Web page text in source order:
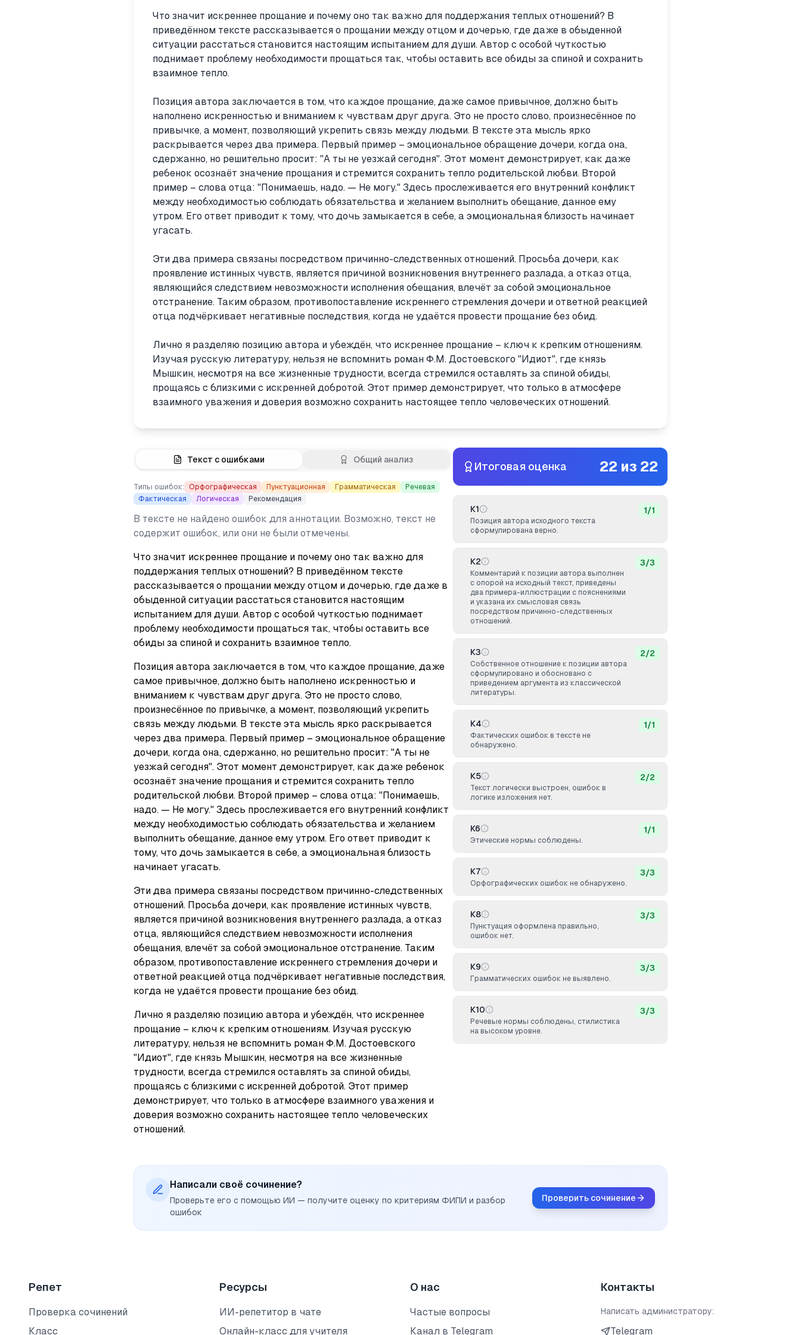
Что значит искреннее прощание и почему оно так важно для поддержания теплых отношений? В
приведённом тексте рассказывается о прощании между отцом и дочерью, где даже в обыденной
ситуации расстаться становится настоящим испытанием для души. Автор с особой чуткостью
поднимает проблему необходимости прощаться так, чтобы оставить все обиды за спиной и сохранить
взаимное тепло.
Позиция автора заключается в том, что каждое прощание, даже самое привычное, должно быть
наполнено искренностью и вниманием к чувствам друг друга. Это не просто слово, произнесённое по
привычке, а момент, позволяющий укрепить связь между людьми. В тексте эта мысль ярко
раскрывается через два примера. Первый пример – эмоциональное обращение дочери, когда она,
сдержанно, но решительно просит: "А ты не уезжай сегодня". Этот момент демонстрирует, как даже
ребенок осознаёт значение прощания и стремится сохранить тепло родительской любви. Второй
пример – слова отца: "Понимаешь, надо. — Не могу." Здесь прослеживается его внутренний конфликт
между необходимостью соблюдать обязательства и желанием выполнить обещание, данное ему
утром. Его ответ приводит к тому, что дочь замыкается в себе, а эмоциональная близость начинает
угасать.
Эти два примера связаны посредством причинно-следственных отношений. Просьба дочери, как
проявление истинных чувств, является причиной возникновения внутреннего разлада, а отказ отца,
являющийся следствием невозможности исполнения обещания, влечёт за собой эмоциональное
отстранение. Таким образом, противопоставление искреннего стремления дочери и ответной реакцией
отца подчёркивает негативные последствия, когда не удаётся провести прощание без обид.
Лично я разделяю позицию автора и убеждён, что искреннее прощание – ключ к крепким отношениям.
Изучая русскую литературу, нельзя не вспомнить роман Ф.М. Достоевского "Идиот", где князь
Мышкин, несмотря на все жизненные трудности, всегда стремился оставлять за спиной обиды,
прощаясь с близкими с искренней добротой. Этот пример демонстрирует, что только в атмосфере
взаимного уважения и доверия возможно сохранить настоящее тепло человеческих отношений.
Текст с ошибками Общий анализ
Типы ошибок: Орфографическая Пунктуационная Грамматическая
Речевая
Фактическая
Логическая Рекомендация
В тексте не найдено ошибок для аннотации. Возможно, текст не
содержит ошибок, или они не были отмечены.
Что значит искреннее прощание и почему оно так важно для
поддержания теплых отношений? В приведённом тексте
рассказывается о прощании между отцом и дочерью, где даже в
обыденной ситуации расстаться становится настоящим
испытанием для души. Автор с особой чуткостью поднимает
проблему необходимости прощаться так, чтобы оставить все
обиды за спиной и сохранить взаимное тепло.
Позиция автора заключается в том, что каждое прощание, даже
самое привычное, должно быть наполнено искренностью и
вниманием к чувствам друг друга. Это не просто слово,
произнесённое по привычке, а момент, позволяющий укрепить
связь между людьми. В тексте эта мысль ярко раскрывается
через два примера. Первый пример – эмоциональное обращение
дочери, когда она, сдержанно, но решительно просит: "А ты не
уезжай сегодня". Этот момент демонстрирует, как даже ребенок
осознаёт значение прощания и стремится сохранить тепло
родительской любви. Второй пример – слова отца: "Понимаешь,
надо. — Не могу." Здесь прослеживается его внутренний конфликт
между необходимостью соблюдать обязательства и желанием
выполнить обещание, данное ему утром. Его ответ приводит к
тому, что дочь замыкается в себе, а эмоциональная близость
начинает угасать.
Эти два примера связаны посредством причинно-следственных
отношений. Просьба дочери, как проявление истинных чувств,
является причиной возникновения внутреннего разлада, а отказ
отца, являющийся следствием невозможности исполнения
обещания, влечёт за собой эмоциональное отстранение. Таким
образом, противопоставление искреннего стремления дочери и
ответной реакцией отца подчёркивает негативные последствия,
когда не удаётся провести прощание без обид.
Лично я разделяю позицию автора и убеждён, что искреннее
прощание – ключ к крепким отношениям. Изучая русскую
литературу, нельзя не вспомнить роман Ф.М. Достоевского
"Идиот", где князь Мышкин, несмотря на все жизненные
трудности, всегда стремился оставлять за спиной обиды,
прощаясь с близкими с искренней добротой. Этот пример
демонстрирует, что только в атмосфере взаимного уважения и
доверия возможно сохранить настоящее тепло человеческих
отношений.
Итоговая оценка 22 из 22
К1
Позиция автора исходного текста
сформулирована верно.
1/1
К2
Комментарий к позиции автора выполнен
с опорой на исходный текст, приведены
два примера-иллюстрации с пояснениями
и указана их смысловая связь
посредством причинно-следственных
отношений.
3/3
К3
Собственное отношение к позиции автора
сформулировано и обосновано с
приведением аргумента из классической
литературы.
2/2
К4
Фактических ошибок в тексте не
обнаружено.
1/1
К5
Текст логически выстроен, ошибок в
логике изложения нет.
2/2
К6
Этические нормы соблюдены.
1/1
К7
Орфографических ошибок не обнаружено.
3/3
К8
Пунктуация оформлена правильно,
ошибок нет.
3/3
К9
Грамматических ошибок не выявлено.
3/3
К10
Речевые нормы соблюдены, стилистика
на высоком уровне.
3/3
Написали своё сочинение?
Проверьте его с помощью ИИ — получите оценку по критериям ФИПИ и разбор
ошибок
Проверить сочинение
Репет
Проверка сочинений
Класс
Ресурсы
ИИ-репетитор в чате
Онлайн-класс для учителя
О нас
Частые вопросы
Канал в Telegram
Контакты
Написать администратору:
Telegram